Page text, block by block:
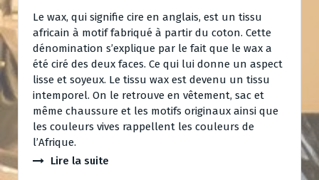
Le wax, qui signifie cire en anglais, est un tissu
africain à motif fabriqué à partir du coton. Cette
dénomination s’explique par le fait que le wax a
été ciré des deux faces. Ce qui lui donne un aspect
lisse et soyeux. Le tissu wax est devenu un tissu
intemporel. On le retrouve en vêtement, sac et
même chaussure et les motifs originaux ainsi que
les couleurs vives rappellent les couleurs de
l’Afrique.
Lire la suite